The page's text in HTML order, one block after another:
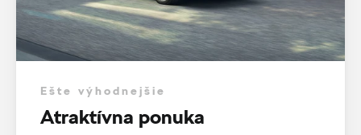
Ešte výhodnejšie
Atraktívna ponuka